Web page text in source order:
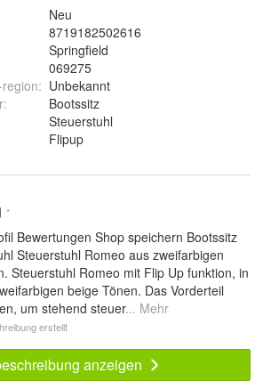
Neu
8719182502616
Springfield
069275
: Unbekannt
:
Bootssitz
Steuerstuhl
Flipup
*
Bewertungen Shop speichern Bootssitz
Steuerstuhl Romeo aus zweifarbigen
Steuerstuhl Romeo mit Flip Up funktion, in
beige Tönen. Das Vorderteil
um stehend steuer... Mehr
erstellt
anzeigen